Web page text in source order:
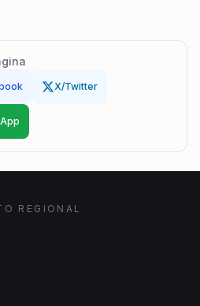
X/Twitter
REGIONAL